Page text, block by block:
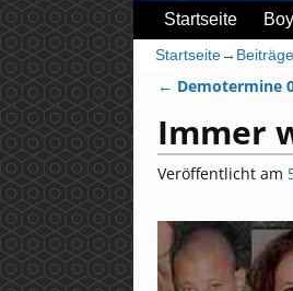
Startseite
Startseite→ Beiträge
← Demotermine
Immer
Veröffentlicht am